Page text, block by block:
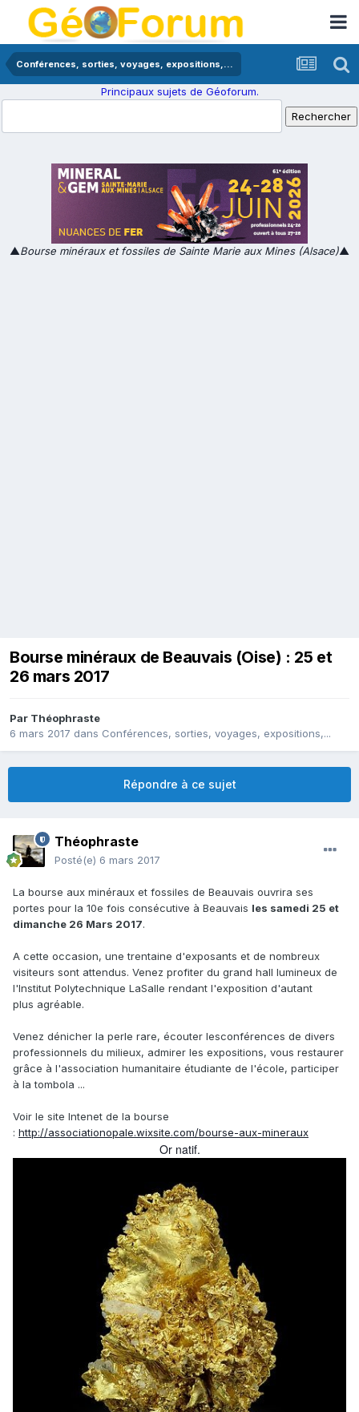
Conférences, sorties, voyages, expositions,...
Principaux sujets de Géoforum.
▲Bourse minéraux et fossiles de Sainte Marie aux Mines (Alsace)▲
Bourse minéraux de Beauvais (Oise) : 25 et
26 mars 2017
Par Théophraste
6 mars 2017 dans Conférences, sorties, voyages, expositions,...
Répondre à ce sujet
Théophraste
Posté(e) 6 mars 2017
La bourse aux minéraux et fossiles de Beauvais ouvrira ses
portes pour la 10e fois consécutive à Beauvais les samedi 25 et
dimanche 26 Mars 2017.
A cette occasion, une trentaine d'exposants et de nombreux
visiteurs sont attendus. Venez profiter du grand hall lumineux de
l'Institut Polytechnique LaSalle rendant l'exposition d'autant
plus agréable.
Venez dénicher la perle rare, écouter lesconférences de divers
professionnels du milieux, admirer les expositions, vous restaurer
grâce à l'association humanitaire étudiante de l'école, participer
à la tombola ...
Voir le site Intenet de la bourse
: http://associationopale.wixsite.com/bourse-aux-mineraux
Or natif.